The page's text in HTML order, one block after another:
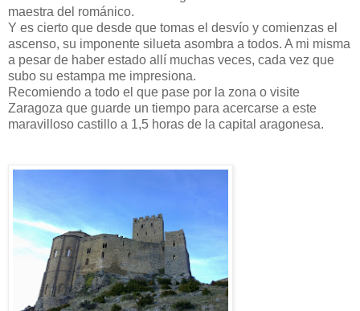
maestra del románico.
Y es cierto que desde que tomas el desvío y comienzas el
ascenso, su imponente silueta asombra a todos. A mi misma
a pesar de haber estado allí muchas veces, cada vez que
subo su estampa me impresiona.
Recomiendo a todo el que pase por la zona o visite
Zaragoza que guarde un tiempo para acercarse a este
maravilloso castillo a 1,5 horas de la capital aragonesa.